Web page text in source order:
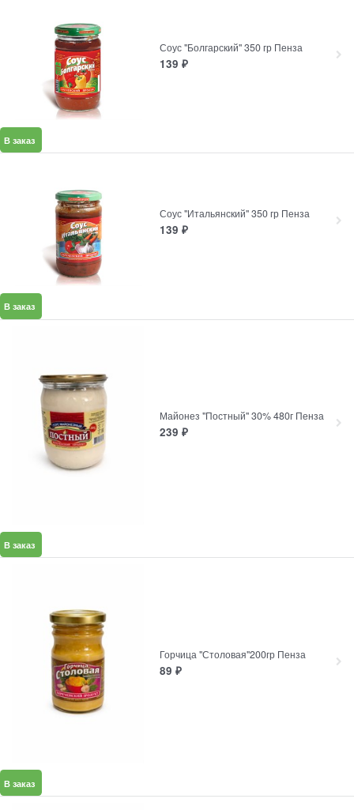
Соус "Болгарский" 350 гр Пенза
139 ₽
В заказ
Соус "Итальянский" 350 гр Пенза
139 ₽
В заказ
Майонез "Постный" 30% 480г Пенза
239 ₽
В заказ
Горчица "Столовая"200гр Пенза
89 ₽
В заказ